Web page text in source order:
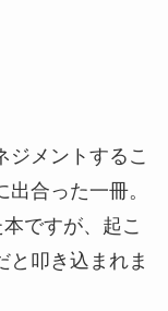
ジメントするこ
合った一冊。
ですが、起こ
と叩き込まれま